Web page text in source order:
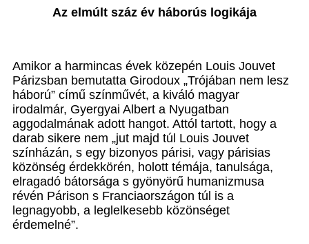
Az elmúlt száz év háborús logikája
Amikor a harmincas évek közepén Louis Jouvet
Párizsban bemutatta Girodoux „Trójában nem lesz
háború” című színművét, a kiváló magyar
irodalmár, Gyergyai Albert a Nyugatban
aggodalmának adott hangot. Attól tartott, hogy a
darab sikere nem „jut majd túl Louis Jouvet
színházán, s egy bizonyos párisi, vagy párisias
közönség érdekkörén, holott témája, tanulsága,
elragadó bátorsága s gyönyörű humanizmusa
révén Párison s Franciaországon túl is a
legnagyobb, a leglelkesebb közönséget
érdemelné”.